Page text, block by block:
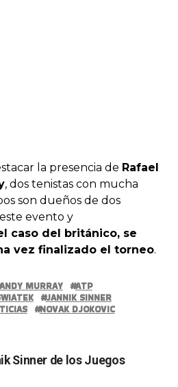
la presencia de Rafael
, dos tenistas con mucha
son dueños de dos
evento y
caso del británico, se
vez finalizado el torneo.
MURRAY
ATP
JANNIK SINNER
NOVAK DJOKOVIC
Sinner de los Juegos